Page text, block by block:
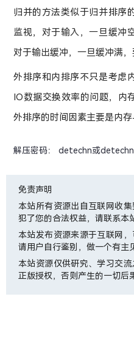
归并的方法类似于归并排序
监视，对于输入，一旦缓冲
对于输出缓冲，一旦缓冲满
外排序和内排序不只是考虑
IO数据交换效率的问题，内
外排序的时间因素主要是内
解压密码： detechn或
免责声明
本站所有资源出自互联网收
犯了您的合法权益，请联系本
本站发布资源来源于互联网，
请用户自行鉴别，做一个有主
本站资源仅供研究、学习交
正版授权，否则产生的一切后